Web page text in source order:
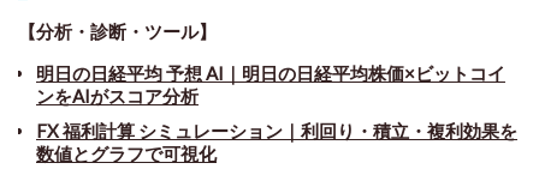
【分析・診断・ツール】
明日の日経平均 予想 AI｜明日の日経平均株価×ビットコイ
ンをAIがスコア分析
FX 福利計算 シミュレーション｜利回り・積立・複利効果を
数値とグラフで可視化